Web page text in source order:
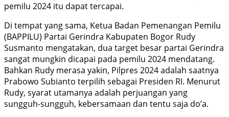
pemilu 2024 itu dapat tercapai.
Di tempat yang sama, Ketua Badan Pemenangan Pemilu
(BAPPILU) Partai Gerindra Kabupaten Bogor Rudy
Susmanto mengatakan, dua target besar partai Gerindra
sangat mungkin dicapai pada pemilu 2024 mendatang.
Bahkan Rudy merasa yakin, Pilpres 2024 adalah saatnya
Prabowo Subianto terpilih sebagai Presiden RI. Menurut
Rudy, syarat utamanya adalah perjuangan yang
sungguh-sungguh, kebersamaan dan tentu saja do’a.